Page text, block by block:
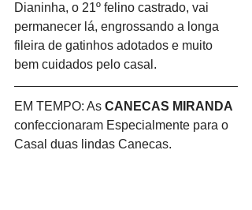
Dianinha, o 21º felino castrado, vai
permanecer lá, engrossando a longa
fileira de gatinhos adotados e muito
bem cuidados pelo casal.
EM TEMPO: As CANECAS MIRANDA
confeccionaram Especialmente para o
Casal duas lindas Canecas.